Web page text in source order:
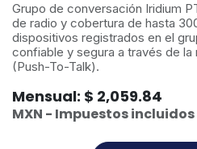
Grupo de conversación Iridium
de radio y cobertura de hasta
dispositivos registrados en el
confiable y segura a través de la
(Push-To-Talk).
Mensual: $ 2,059.84
MXN - Impuestos incluidos